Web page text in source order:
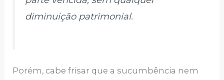
diminuição patrimonial.
Porém, cabe frisar que a sucumbência nem